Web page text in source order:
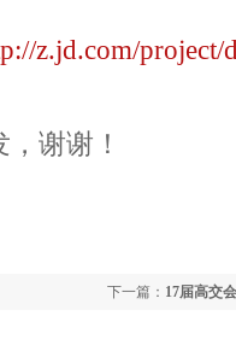
z.jd.com/project/
谢谢！
下一篇： 17届高交